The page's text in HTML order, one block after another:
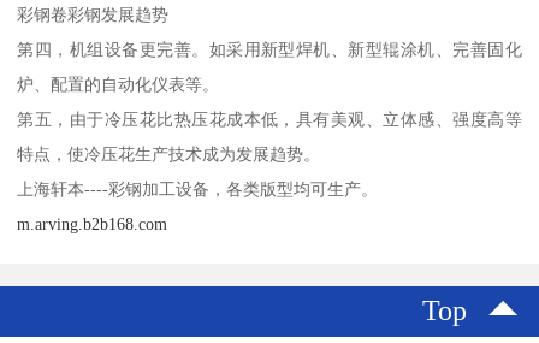
彩钢卷彩钢发展趋势
第四，机组设备更完善。如采用新型焊机、新型辊涂机、完善固化
炉、配置的自动化仪表等。
第五，由于冷压花比热压花成本低，具有美观、立体感、强度高等
特点，使冷压花生产技术成为发展趋势。
上海轩本----彩钢加工设备，各类版型均可生产。
m.arving.b2b168.com
Top